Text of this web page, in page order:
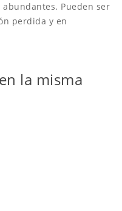
Pueden ser
perdida y en
la misma